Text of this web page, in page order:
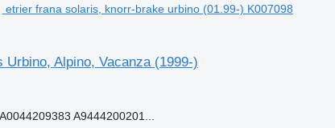
etrier frana solaris, knorr-brake urbino (01.99-) K007098
Alpino, Vacanza (1999-)
A9444200201...